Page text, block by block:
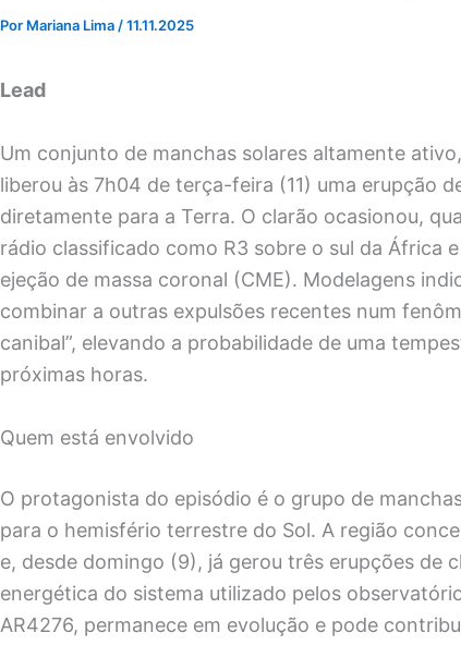
Por Mariana Lima /11.11.2025
Lead
Um conjunto de manchas solares altamente
liberou às 7h04 de terça-feira (11) uma erupção
diretamente para a Terra. O clarão ocasionou,
rádio classificado como R3 sobre o sul da África
ejeção de massa coronal (CME). Modelagens
combinar a outras expulsões recentes num
canibal”, elevando a probabilidade de uma
próximas horas.
Quem está envolvido
O protagonista do episódio é o grupo de
para o hemisfério terrestre do Sol. A região
e, desde domingo (9), já gerou três erupções de
energética do sistema utilizado pelos
AR4276, permanece em evolução e pode